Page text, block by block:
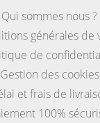
Qui sommes nous ?
générales de
de
Gestion des cookies
et frais de
100%